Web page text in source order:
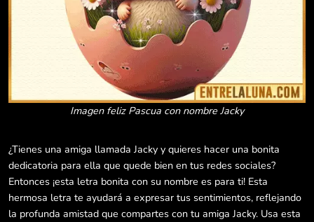
Imagen feliz Pascua con nombre Jacky
¿Tienes una amiga llamada Jacky y quieres hacer una bonita
dedicatoria para ella que quede bien en tus redes sociales?
Entonces ¡esta letra bonita con su nombre es para ti! Esta
hermosa letra te ayudará a expresar tus sentimientos, reflejando
la profunda amistad que compartes con tu amiga Jacky. Usa esta